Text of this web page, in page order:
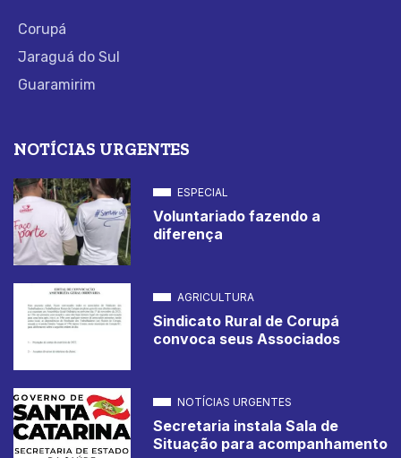
Corupá
Jaraguá do Sul
Guaramirim
NOTÍCIAS URGENTES
ESPECIAL
Voluntariado fazendo a
diferença
AGRICULTURA
Sindicato Rural de Corupá
convoca seus Associados
NOTÍCIAS URGENTES
Secretaria instala Sala de
Situação para acompanhamento